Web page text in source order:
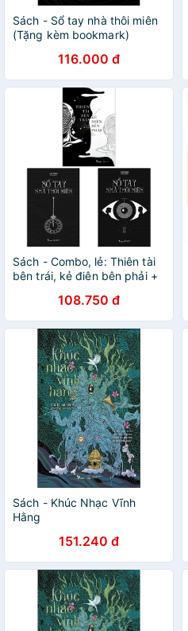
Sách - Sổ tay nhà thôi miên
(Tặng kèm bookmark)
116.000 đ
Sách - Combo, lẻ: Thiên tài
bên trái, kẻ điên bên phải +
và 2 [AZVietNam] - Lẻ, tùy
chọn
108.750 đ
Sách - Khúc Nhạc Vĩnh
Hằng
151.240 đ